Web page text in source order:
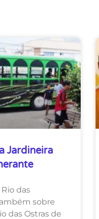
Jardineira
das
sobre
das Ostras de